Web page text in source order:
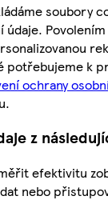
soubory
potřebujeme k
ochrany
z
efektivitu
nebo